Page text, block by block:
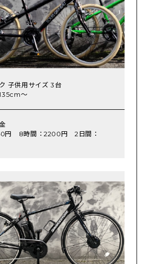
子供用サイズ 3台
～
円 8時間：2200円 2日間：